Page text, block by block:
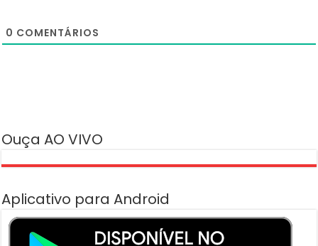
0 COMENTÁRIOS
Ouça AO VIVO
Aplicativo para Android